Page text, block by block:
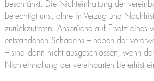
beschränkt. Die Nichteinhaltung der
berechtigt uns, ohne in Verzug und
zurückzutreten. Ansprüche auf Ersatz eines
entstandenen Schadens – neben der
– sind dann nicht ausgeschlossen, wenn
Nichteinhaltung der vereinbarten Lieferfrist